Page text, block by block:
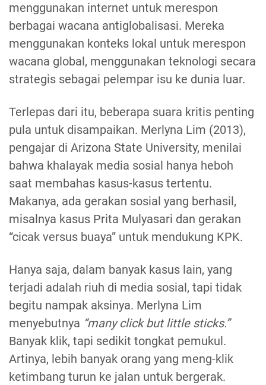
menggunakan internet untuk merespon
berbagai wacana antiglobalisasi. Mereka
menggunakan konteks lokal untuk merespon
wacana global, menggunakan teknologi secara
strategis sebagai pelempar isu ke dunia luar.
Terlepas dari itu, beberapa suara kritis penting
pula untuk disampaikan. Merlyna Lim (2013),
pengajar di Arizona State University, menilai
bahwa khalayak media sosial hanya heboh
saat membahas kasus-kasus tertentu.
Makanya, ada gerakan sosial yang berhasil,
misalnya kasus Prita Mulyasari dan gerakan
“cicak versus buaya” untuk mendukung KPK.
Hanya saja, dalam banyak kasus lain, yang
terjadi adalah riuh di media sosial, tapi tidak
begitu nampak aksinya. Merlyna Lim
menyebutnya “many click but little sticks.”
Banyak klik, tapi sedikit tongkat pemukul.
Artinya, lebih banyak orang yang meng-klik
ketimbang turun ke jalan untuk bergerak.